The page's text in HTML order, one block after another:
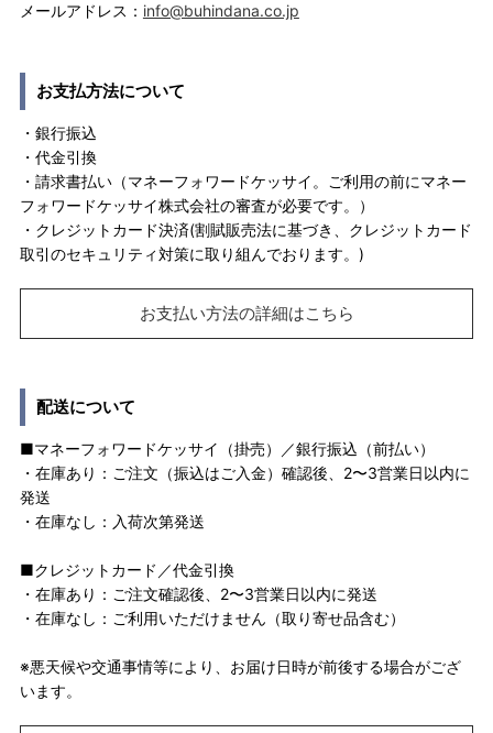
メールアドレス： info@buhindana.co.jp
お支払方法について
・銀行振込
・代金引換
・請求書払い（マネーフォワードケッサイ。ご利用の前にマネー
フォワードケッサイ株式会社の審査が必要です。）
・クレジットカード決済(割賦販売法に基づき、クレジットカード
取引のセキュリティ対策に取り組んでおります。)
お支払い方法の詳細はこちら
配送について
■マネーフォワードケッサイ（掛売）／銀行振込（前払い）
・在庫あり：ご注文（振込はご入金）確認後、2〜3営業日以内に
発送
・在庫なし：入荷次第発送
■クレジットカード／代金引換
・在庫あり：ご注文確認後、2〜3営業日以内に発送
・在庫なし：ご利用いただけません（取り寄せ品含む）
※悪天候や交通事情等により、お届け日時が前後する場合がござ
います。